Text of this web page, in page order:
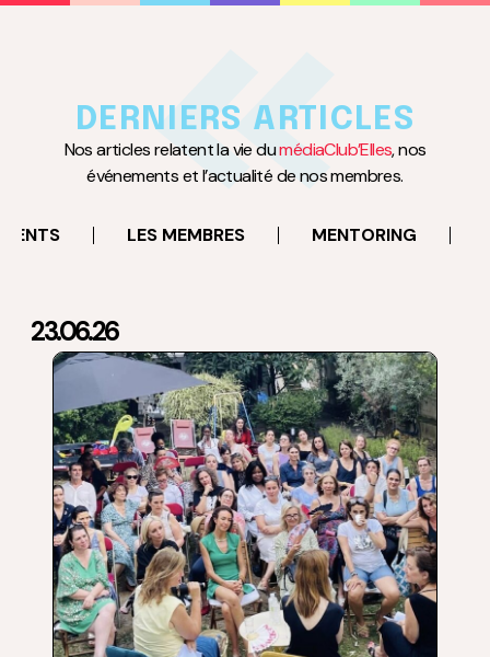
FÉVRIER
8ème édition de la Cérémonie des Trophées
Assemblée Nationale
EN SAVOIR PLUS
DERNIERS ARTICLES
Nos articles relatent la vie dumédiaClub’Elles, nos
événements et l’actualité de nos membres.
LES MEMBRES MENTORING
23.06.26